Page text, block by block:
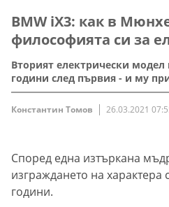
BMW iX3: как в
философията си за
Вторият електрически модел
години след първия - и му
Константин Томов 26.03.2021
Според една изтъркана
изграждането на характера
години.